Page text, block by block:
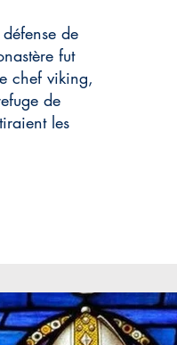
de
fut
chef viking,
de
les